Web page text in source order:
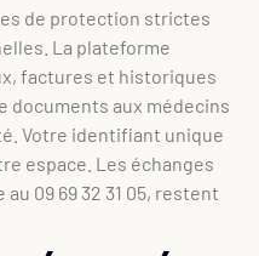
de protection strictes
La plateforme
factures et historiques
documents aux médecins
Votre identifiant unique
espace. Les échanges
09 69 32 31 05, restent